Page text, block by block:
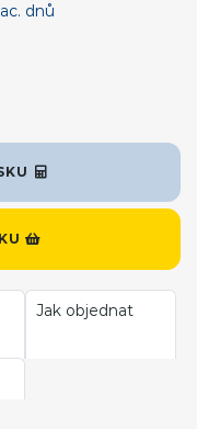
dnů
Jak objednat